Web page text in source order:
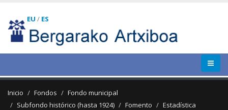
EU / ES
Inicio Fondos
Fondo municipal
Subfondo histórico (hasta 1924)
Fomento
Estadística